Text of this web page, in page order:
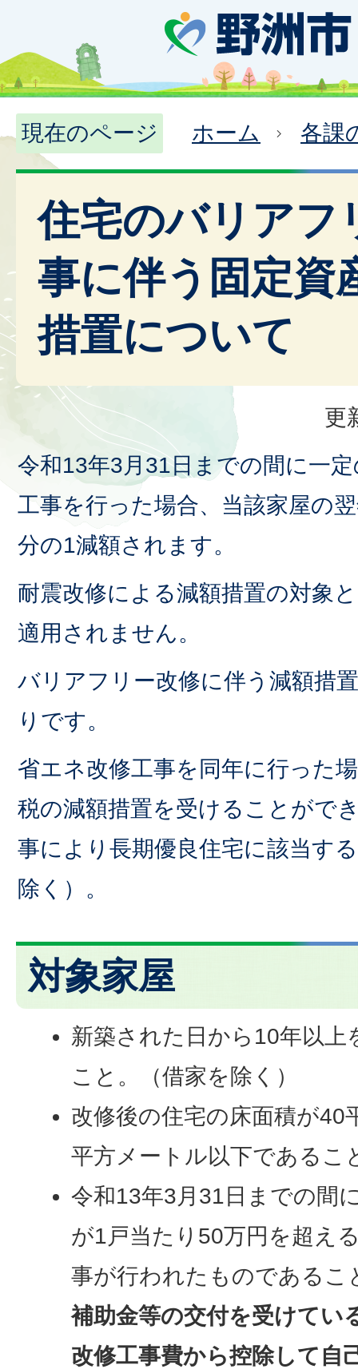
現在のページ ホーム 各課
住宅のバリアフ
事に伴う固定資
措置について
更
令和13年3月31日までの間に一
工事を行った場合、当該家屋の
分の1減額されます。
耐震改修による減額措置の対象
適用されません。
バリアフリー改修に伴う減額措
りです。
省エネ改修工事を同年に行った
税の減額措置を受けることがで
事により長期優良住宅に該当す
除く）。
対象家屋
新築された日から10年以上
こと。（借家を除く）
改修後の住宅の床面積が40
平方メートル以下であるこ
令和13年3月31日までの間
が1戸当たり50万円を超え
事が行われたものであるこ
補助金等の交付を受けてい
改修工事費から控除して自